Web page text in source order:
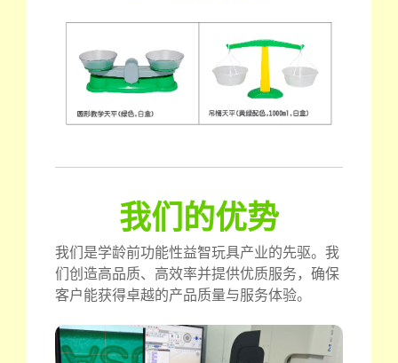
我们的优势
我们是学龄前功能性益智玩具产业的先驱。我
们创造高品质、高效率并提供优质服务，确保
客户能获得卓越的产品质量与服务体验。